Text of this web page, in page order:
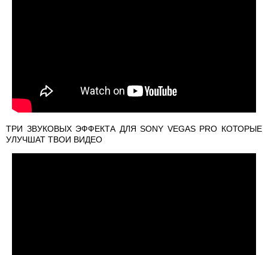
ТРИ ЗВУКОВЫХ ЭФФЕКТА ДЛЯ SONY VEGAS PRO КОТОРЫЕ
УЛУЧШАТ ТВОИ ВИДЕО